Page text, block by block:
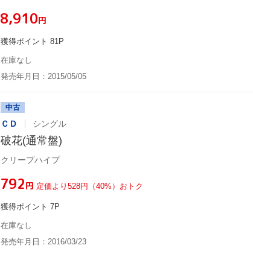
¥8,910円
獲得ポイント 81P
在庫なし
発売年月日：2015/05/05
中古
ＣＤ シングル
破花(通常盤)
クリープハイプ
¥792円 定価より528円（40%）おトク
獲得ポイント 7P
在庫なし
発売年月日：2016/03/23